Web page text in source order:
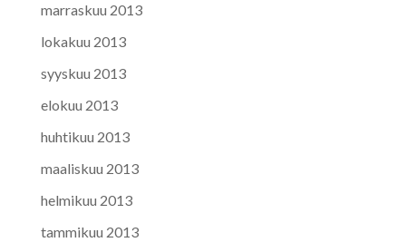
marraskuu 2013
lokakuu 2013
syyskuu 2013
elokuu 2013
huhtikuu 2013
maaliskuu 2013
helmikuu 2013
tammikuu 2013